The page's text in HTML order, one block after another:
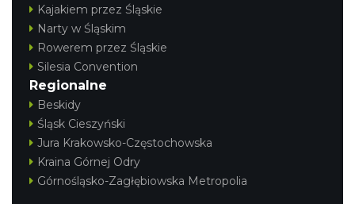
Kajakiem przez Śląskie
Narty w Śląskim
Rowerem przez Śląskie
Silesia Convention
Regionalne
Beskidy
Śląsk Cieszyński
Jura Krakowsko-Częstochowska
Kraina Górnej Odry
Górnośląsko-Zagłębiowska Metropolia